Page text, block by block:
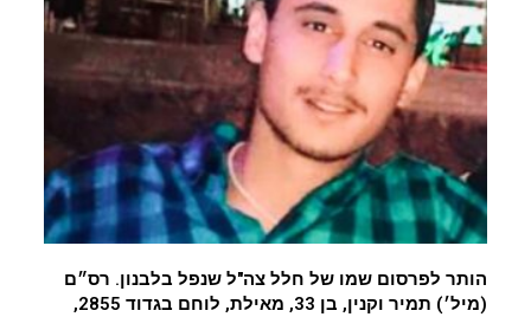
הותר לפרסום שמו של חלל צה"ל שנפל בלבנון. רס״ם
(מיל׳) תמיר וקנין, בן 33, מאילת, לוחם בגדוד 2855,